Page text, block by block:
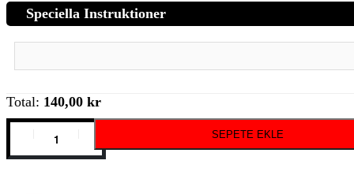
Speciella Instruktioner
Total: 140,00 kr
SEPETE EKLE